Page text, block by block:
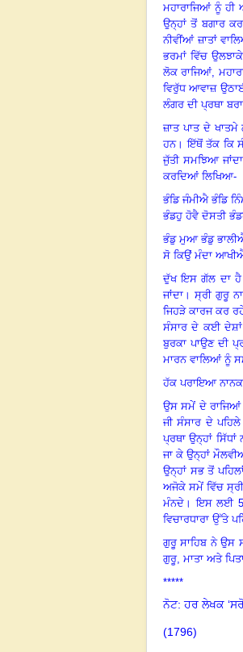
ਮਹਾਰਾਜਿਆਂ ਨੂੰ ਹੀ
ਉਨ੍ਹਾਂ ਤੋਂ ਬਗਾਰ
ਨੀਵੀਂਆਂ ਜ਼ਾਤਾਂ
ਭਰਮਾਂ ਵਿੱਚ
ਲੋਕ ਰਾਜਿਆਂ,
ਵਿਰੁੱਧ ਆਵਾਜ਼
ਲੰਗਰ ਦੀ ਪ੍ਰਥਾ
ਜ਼ਾਤ ਪਾਤ ਦੇ
ਹਨ।ਇੱਥੋਂ ਤੱਕ ਕਿ
ਜੁੱਤੀ ਸਮਝਿਆ
ਕਰਦਿਆਂ ਲਿਖਿਆ-
ਭੰਡਿ ਜੰਮੀਐ ਭੰਡਿ
ਭੰਡਹੁ ਹੋਵੈ ਦੋਸਤੀ
ਭੰਡੁ ਮੁਆ ਭੰਡੁ
ਸੋ ਕਿਉਂ ਮੰਦਾ
ਦੁੱਖ ਇਸ ਗੱਲ ਦਾ ਹੈ
ਜਾਂਦਾ । ਸ੍ਰੀ ਗੁਰੂ
ਜਿਹੜੇ ਕਾਰਜ ਕਰ
ਸੰਸਾਰ ਦੇ ਕਈ
ਬੁਰਕਾ ਪਾਉਣ ਦੀ
ਮਾਰਨ ਵਾਲਿਆਂ ਨੂੰ
ਹੱਕ ਪਰਾਇਆ
ਉਸ ਸਮੇਂ ਦੇ ਰਾਜਿਆਂ
ਜੀ ਸੰਸਾਰ ਦੇ
ਪ੍ਰਥਾ ਉਨ੍ਹਾਂ
ਜਾ ਕੇ ਉਨ੍ਹਾਂ
ਉਨ੍ਹਾਂ ਸਭ ਤੋਂ
ਅਜੋਕੇ ਸਮੇਂ ਵਿੱਚ
ਮੰਨਦੇ ।ਇਸ ਲਈ
ਵਿਚਾਰਧਾਰਾ ਉੱਤੇ
ਗੁਰੂ ਸਾਹਿਬ ਨੇ ਉਸ
ਗੁਰੂ, ਮਾਤਾ ਅਤੇ
*****
ਨੋਟ: ਹਰ ਲੇਖਕ
(1796)